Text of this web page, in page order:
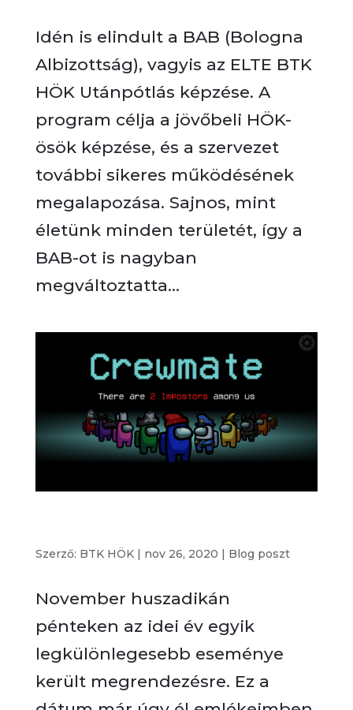
Idén is elindult a BAB (Bologna
Albizottság), vagyis az ELTE BTK
HÖK Utánpótlás képzése. A
program célja a jövőbeli HÖK-
ösök képzése, és a szervezet
további sikeres működésének
megalapozása. Sajnos, mint
életünk minden területét, így a
BAB-ot is nagyban
megváltoztatta...
Szerző: BTK HÖK| nov 26, 2020 | Blog poszt
November huszadikán
pénteken az idei év egyik
legkülönlegesebb eseménye
került megrendezésre. Ez a